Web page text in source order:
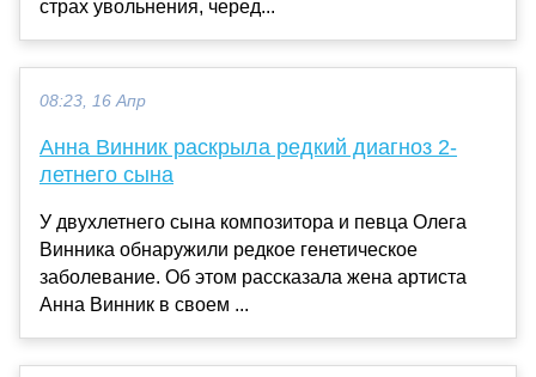
страх увольнения, черед...
08:23, 16 Апр
Анна Винник раскрыла редкий диагноз 2-
летнего сына
У двухлетнего сына композитора и певца Олега
Винника обнаружили редкое генетическое
заболевание. Об этом рассказала жена артиста
Анна Винник в своем ...